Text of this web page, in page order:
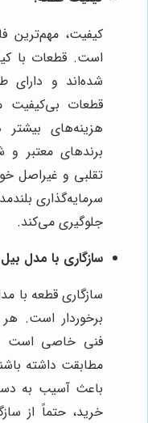
کیفیت، مهم‌ترین
است. قطعات با
شده‌اند و دارای
قطعات بی‌کیفیت
هزینه‌های
برندهای معتبر
تقلبی و غیراصل
سرمایه‌گذاری
جلوگیری می‌کند.
سازگاری با مدل
سازگاری قطعه با
برخوردار است.
فنی خاصی است
مطابقت داشته
باعث آسیب به
خرید، حتماً از